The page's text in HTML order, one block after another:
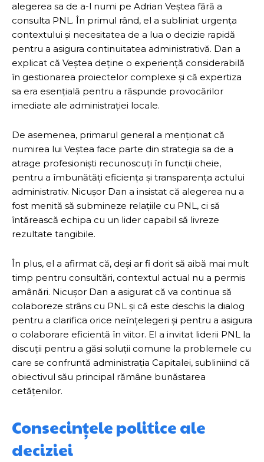
alegerea sa de a-l numi pe Adrian Veștea fără a
consulta PNL. În primul rând, el a subliniat urgența
contextului și necesitatea de a lua o decizie rapidă
pentru a asigura continuitatea administrativă. Dan a
explicat că Veștea deține o experiență considerabilă
în gestionarea proiectelor complexe și că expertiza
sa era esențială pentru a răspunde provocărilor
imediate ale administrației locale.
De asemenea, primarul general a menționat că
numirea lui Veștea face parte din strategia sa de a
atrage profesioniști recunoscuți în funcții cheie,
pentru a îmbunătăți eficiența și transparența actului
administrativ. Nicușor Dan a insistat că alegerea nu a
fost menită să submineze relațiile cu PNL, ci să
întărească echipa cu un lider capabil să livreze
rezultate tangibile.
În plus, el a afirmat că, deși ar fi dorit să aibă mai mult
timp pentru consultări, contextul actual nu a permis
amânări. Nicușor Dan a asigurat că va continua să
colaboreze strâns cu PNL și că este deschis la dialog
pentru a clarifica orice neînțelegeri și pentru a asigura
o colaborare eficientă în viitor. El a invitat liderii PNL la
discuții pentru a găsi soluții comune la problemele cu
care se confruntă administrația Capitalei, subliniind că
obiectivul său principal rămâne bunăstarea
cetățenilor.
Consecințele politice ale
deciziei